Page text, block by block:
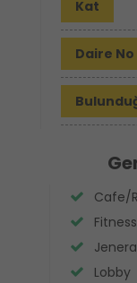
Kat
Daire No
Cafe/
Lobby